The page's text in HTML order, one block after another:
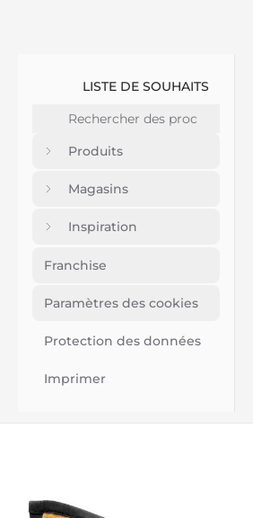
LISTE DE SOUHAITS
Produits
Magasins
Inspiration
Franchise
Paramètres des cookies
Protection des données
Imprimer